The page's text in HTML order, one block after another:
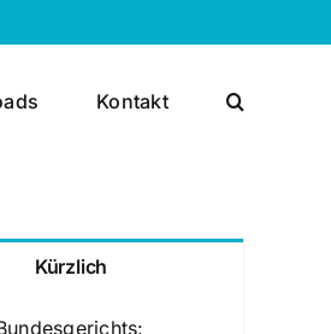
Kontakt
Kürzlich